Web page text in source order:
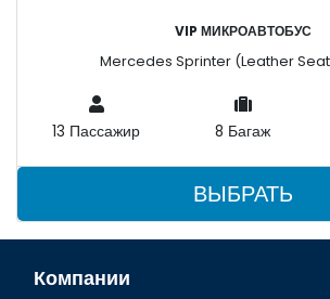
VIP МИКРОАВТОБУС
Mercedes Sprinter (Leather
13 Пассажир 8 Багаж
ВЫБРАТЬ
Компании